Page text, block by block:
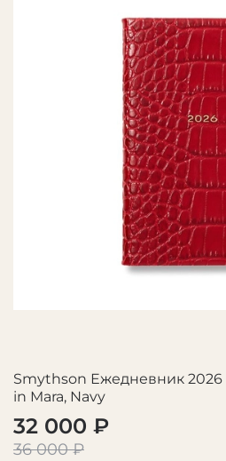
Smythson Ежедневник 2026
in Mara, Navy
32 000 ₽
36 000 ₽